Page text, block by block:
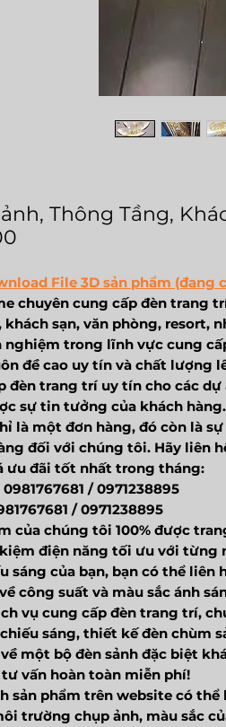
Thông Tầng,
File 3D sản phẩm (đang
chuyên cung cấp đèn trang
sạn, văn phòng, resort,
nghiệm trong lĩnh vực cung
đề cao uy tín và chất lượng
đèn trang trí uy tín cho các
sự tin tưởng của khách
là một đơn hàng, đó còn là
đối với chúng tôi. Hãy liên
ưu đãi tốt nhất trong tháng:
0981767681 / 0971238895
/ 0971238895
của chúng tôi 100% được
điện năng tối ưu với từng
sáng của bạn, bạn có thể liên
công suất và màu sắc ánh
vụ cung cấp đèn trang trí,
sáng, thiết kế đèn chùm
một bộ đèn sảnh đặc biệt
vấn hoàn toàn miễn phí!
sản phẩm trên website có
trường chụp ảnh, màu sắc